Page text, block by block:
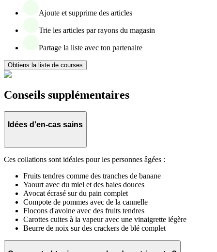
Ajoute et supprime des articles
Trie les articles par rayons du magasin
Partage la liste avec ton partenaire
Obtiens la liste de courses
Conseils supplémentaires
Idées d'en-cas sains
Ces collations sont idéales pour les personnes âgées :
Fruits tendres comme des tranches de banane
Yaourt avec du miel et des baies douces
Avocat écrasé sur du pain complet
Compote de pommes avec de la cannelle
Flocons d'avoine avec des fruits tendres
Carottes cuites à la vapeur avec une vinaigrette légère
Beurre de noix sur des crackers de blé complet